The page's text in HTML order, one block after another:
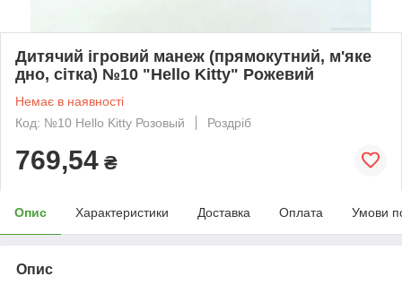
Дитячий ігровий манеж (прямокутний, м'яке
дно, сітка) №10 "Hello Kitty" Рожевий
Немає в наявності
Код: №10 Hello Kitty Розовый
Роздріб
769,54 ₴
Опис Характеристики Доставка Оплата Умови
Опис